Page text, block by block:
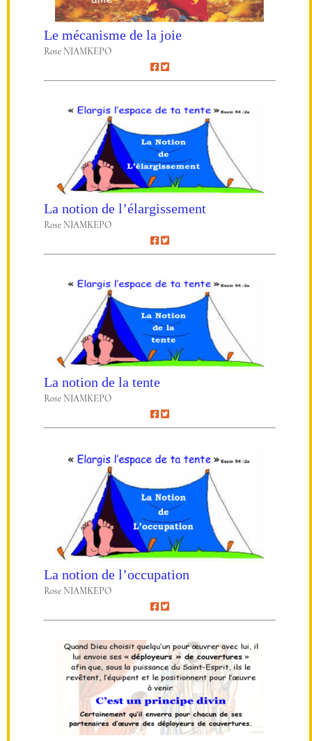
Le mécanisme de la joie
Rose NJAMKEPO
La notion de l’élargissement
Rose NJAMKEPO
La notion de la tente
Rose NJAMKEPO
La notion de l’occupation
Rose NJAMKEPO